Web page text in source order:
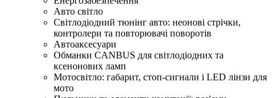
Авто світло
Світлодіодний тюнінг авто: неонові стрічки,
контролери та повторювачі поворотів
Автоаксесуари
Обманки CANBUS для світлодіодних та
ксенонових ламп
Мотосвітло: габарит, стоп-сигнали і LED лінзи для
мото